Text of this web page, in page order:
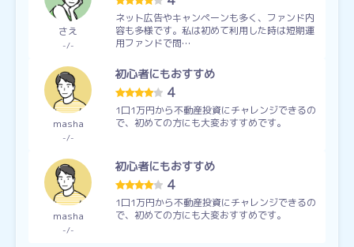
さえ
- -
ネット広告やキャンペーンも多く、ファンド内
容も多様です。私は初めて利用した時は短期運
用ファンドで問…
masha
- -
初心者にもおすすめ
4
1口1万円から不動産投資にチャレンジできるの
で、初めての方にも大変おすすめです。
masha
- -
初心者にもおすすめ
4
1口1万円から不動産投資にチャレンジできるの
で、初めての方にも大変おすすめです。